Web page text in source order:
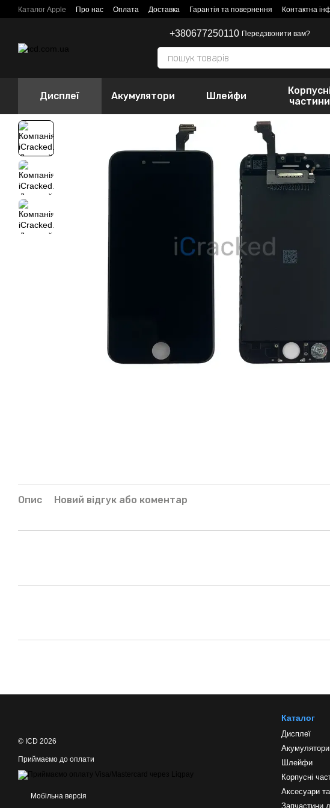
Перейти до основного контенту
Каталог Apple Про нас Оплата Доставка Гарантія та повернення Контактна
+380677250110 Передзвонити вам?
Дисплеї Акумулятори Шлейфи
частини
Опис Новий відгук або коментар
© ICD 2026
Приймаємо до оплати
Мобільна версія
Каталог
Дисплеї
Акумулятори
Шлейфи
Корпусні
Аксесуари
Запчастини